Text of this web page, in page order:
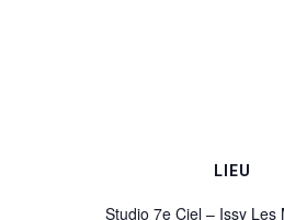
LIEU
Studio 7e Ciel – Issy Les